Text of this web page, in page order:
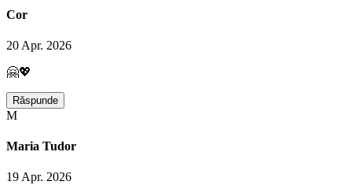
Cor
20 Apr. 2026
🤗💖
Răspunde
M
Maria Tudor
19 Apr. 2026